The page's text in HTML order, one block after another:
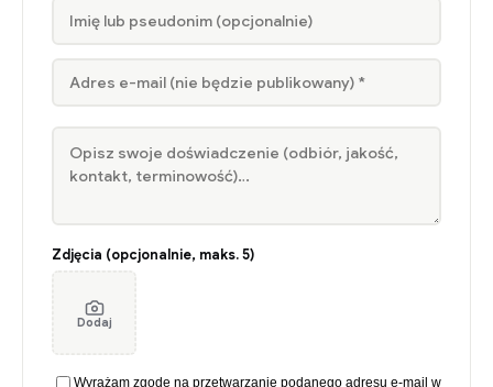
Praca specjalistów została wielokrotnie nagrodzona
prestiżowymi tytułami. Zrealizowane inwestycje zostały
dostrzeżone przez środowiska branżowe i wielokrotnie
wyróżniane. Triada Dom uzyskała Brązowy Certyfikat
wiarygodności i rzetelności przyznawany przez
Wrocławską Izbę Gospodarczą. W 2012 roku spółka
potwierdzenie przynależności do elitarnego klubu Gazel
Biznesu – grupy najdynamiczniej rozwijającej się firmy.
Zdjęcia (opcjonalnie, maks. 5)
Dodaj
Wyrażam zgodę na przetwarzanie podanego adresu e-mail w